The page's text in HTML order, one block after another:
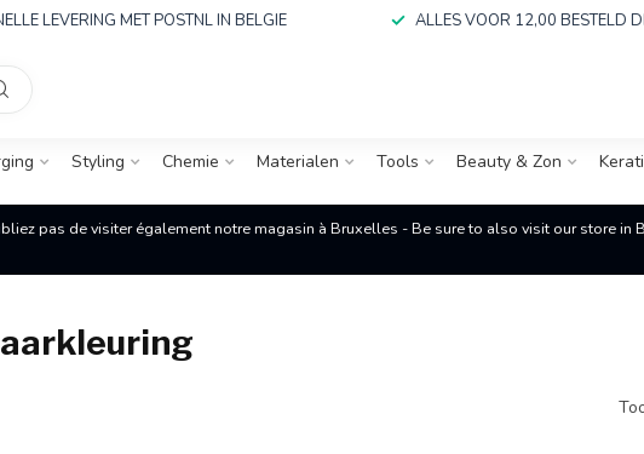
LEVERING MET POSTNL IN BELGIE ALLES VOOR 12,00 BESTELD
Styling Chemie Materialen Tools Beauty & Zon
pas de visiter également notre magasin à Bruxelles - Be sure to also visit our store